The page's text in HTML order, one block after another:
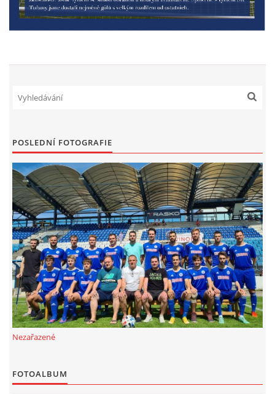
č.ú. 3227086359 / 0800
sekretarfkd@centrum.cz
© 2026 eStránky.cz |RSS
POSLEDNÍ FOTOGRAFIE
Nezařazené
FOTOALBUM